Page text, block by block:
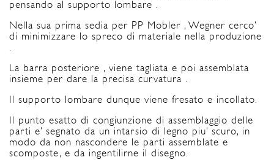
pensando al supporto lombare .
Nella sua prima sedia per PP Mobler , Wegner cerco’
di minimizzare lo spreco di materiale nella produzione
.
La barra posteriore , viene tagliata e poi assemblata
insieme per dare la precisa curvatura .
Il supporto lombare dunque viene fresato e incollato.
Il punto esatto di congiunzione di assemblaggio delle
parti e’ segnato da un intarsio di legno piu’ scuro, in
modo da non nascondere le parti assemblate e
scomposte, e da ingentilirne il disegno.